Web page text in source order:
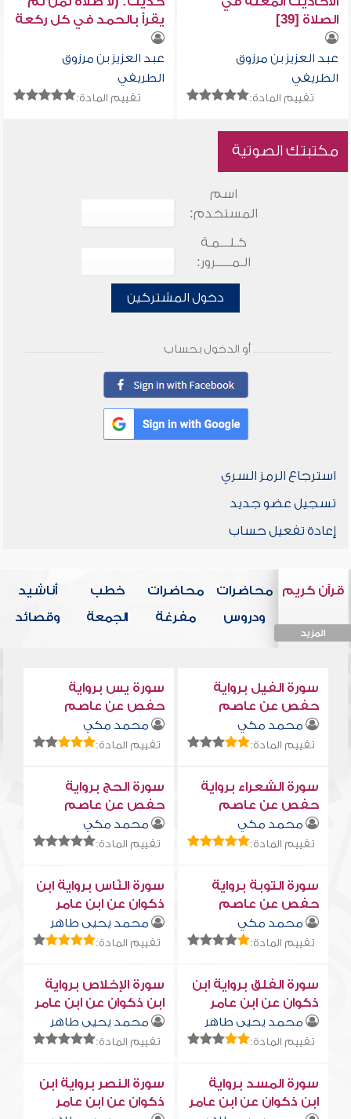
الصلاة [39]
عبد العزيز بن مرزوق
الطريفي
تقييم المادة:
يقرأ بالحمد في كل ركعة
فريضة أو نافلة)
عبد العزيز بن مرزوق
الطريفي
تقييم المادة:
مكتبتك الصوتية
اسم
المستخدم:
كـلـــمـة
الـمـــــرور:
دخول المشتركين
أو الدخول بحساب
استرجاع الرمز السري
تسجيل عضو جديد
إعادة تفعيل حساب
قرآن كريم
المزيد
محاضرات
ودروس
محاضرات
مفرغة
خطب
الجمعة
أناشيد
وقصائد
سورة الفيل برواية
حفص عن عاصم
محمد مكي
تقييم المادة:
سورة يس برواية
حفص عن عاصم
محمد مكي
تقييم المادة:
سورة الشعراء برواية
حفص عن عاصم
محمد مكي
تقييم المادة:
سورة الحج برواية
حفص عن عاصم
محمد مكي
تقييم المادة:
سورة التوبة برواية
حفص عن عاصم
محمد مكي
تقييم المادة:
سورة النّاس برواية ابن
ذكوان عن ابن عامر
محمد يحيى طاهر
تقييم المادة:
سورة الفلق برواية ابن
ذكوان عن ابن عامر
محمد يحيى طاهر
تقييم المادة:
سورة الإخلاص برواية
ابن ذكوان عن ابن عامر
محمد يحيى طاهر
تقييم المادة:
سورة المسد برواية
ابن ذكوان عن ابن عامر
سورة النصر برواية ابن
ذكوان عن ابن عامر